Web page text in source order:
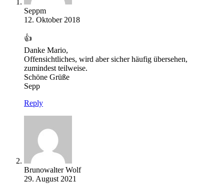
Seppm
12. Oktober 2018
👍
Danke Mario,
Offensichtliches, wird aber sicher häufig übersehen,
zumindest teilweise.
Schöne Grüße
Sepp
Reply
Brunowalter Wolf
29. August 2021